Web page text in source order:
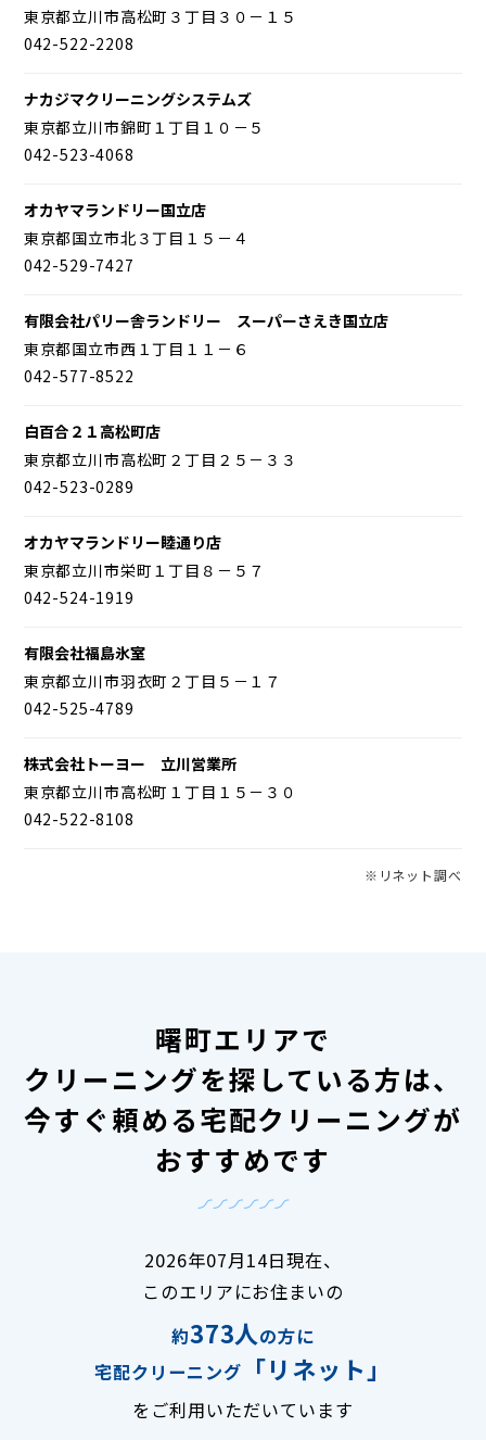
東京都立川市高松町３丁目３０－１５
042-522-2208
ナカジマクリーニングシステムズ
東京都立川市錦町１丁目１０－５
042-523-4068
オカヤマランドリー国立店
東京都国立市北３丁目１５－４
042-529-7427
有限会社パリー舎ランドリー スーパーさえき国立店
東京都国立市西１丁目１１－６
042-577-8522
白百合２１高松町店
東京都立川市高松町２丁目２５－３３
042-523-0289
オカヤマランドリー睦通り店
東京都立川市栄町１丁目８－５７
042-524-1919
有限会社福島氷室
東京都立川市羽衣町２丁目５－１７
042-525-4789
株式会社トーヨー 立川営業所
東京都立川市高松町１丁目１５－３０
042-522-8108
※リネット調べ
曙町エリアで
クリーニングを探している方は、
今すぐ頼める宅配クリーニングが
おすすめです
2026年07月14日現在、
このエリアにお住まいの
約373人の方に
宅配クリーニング
「リネット」
をご利用いただいています